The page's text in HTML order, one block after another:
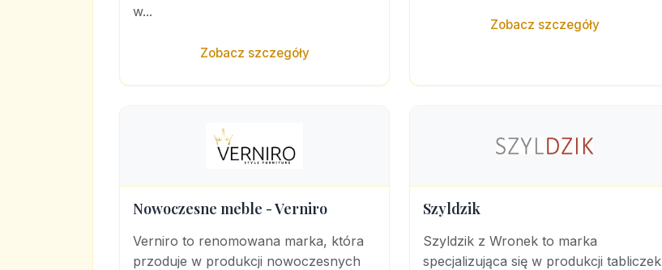
w...
Zobacz szczegóły
Zobacz szczegóły
Nowoczesne meble - Verniro
Verniro to renomowana marka, która
przoduje w produkcji nowoczesnych
Szyldzik
Szyldzik z Wronek to marka
specjalizująca się w produkcji tabliczek